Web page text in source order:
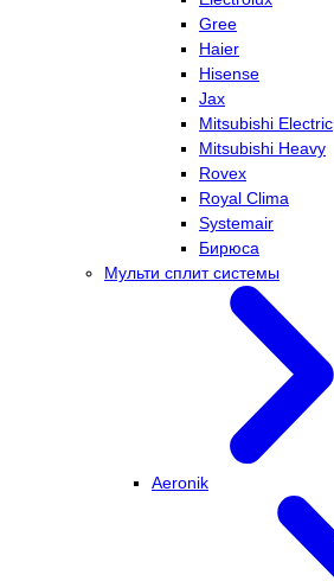
Gree
Haier
Hisense
Jax
Mitsubishi Electric
Mitsubishi Heavy
Rovex
Royal Clima
Systemair
Бирюса
Мульти сплит системы
Aeronik